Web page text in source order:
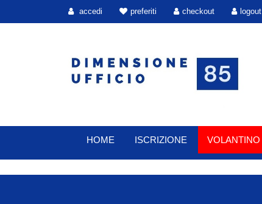
accedi preferiti checkout logout
HOME ISCRIZIONE VOLANTINO